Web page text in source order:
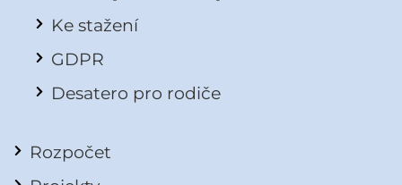
Ke stažení
GDPR
Desatero pro rodiče
Rozpočet